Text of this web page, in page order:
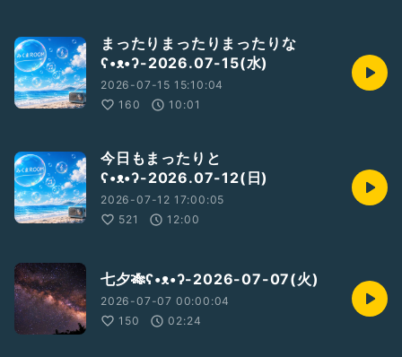
リアクションたくさんくれると
とても喜びますʕ•ᴥ•ʔ
#みくルム
#無理しない夜
#みんな仲良く
#ひとり語り
#初心者ようこそ
#ラジオを聴こう
#メッセージ待ってます
#手紙を書こう
#コメント歓迎
まったりまったりまったりな
ʕ•ᴥ•ʔ-2026.07-15(水)
2026-07-15 15:10:04
160
10:01
今日もまったりと
ʕ•ᴥ•ʔ-2026.07-12(日)
2026-07-12 17:00:05
521
12:00
七夕🎋ʕ•ᴥ•ʔ-2026-07-07(火)
2026-07-07 00:00:04
150
02:24